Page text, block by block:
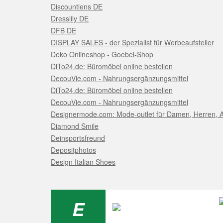
Discountlens DE
Dresslily DE
DFB DE
DISPLAY SALES - der Spezialist für Werbeaufsteller
Deko Onlineshop - Goebel-Shop
DiTo24.de: Büromöbel online bestellen
DecouVie.com - Nahrungsergänzungsmittel
DiTo24.de: Büromöbel online bestellen
DecouVie.com - Nahrungsergänzungsmittel
Designermode.com: Mode-outlet für Damen, Herren,
Diamond Smile
Deinsportsfreund
Depositphotos
Design Italian Shoes
E